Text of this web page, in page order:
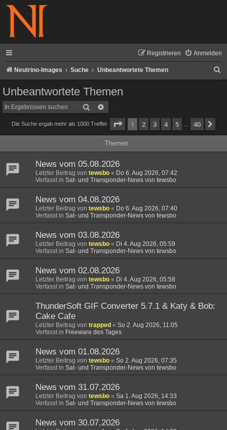
Anmelden
Registrieren
Neutrino-Images Suche Unbeantwortete Themen
Unbeantwortete Themen
Suche
Die Suche ergab mehr als 1000 Treffer Seite 1von 40
1 2 3 4 5 40
Themen
News vom 05.08.2026
Letzter Beitrag von tewsbo « Do 6. Aug 2026, 07:42
Verfasst in Sat- und Transponder-News von tewsbo
News vom 04.08.2026
Letzter Beitrag von tewsbo « Do 6. Aug 2026, 07:40
Verfasst in Sat- und Transponder-News von tewsbo
News vom 03.08.2026
Letzter Beitrag von tewsbo « Di 4. Aug 2026, 05:59
Verfasst in Sat- und Transponder-News von tewsbo
News vom 02.08.2026
Letzter Beitrag von tewsbo « Di 4. Aug 2026, 05:58
Verfasst in Sat- und Transponder-News von tewsbo
ThunderSoft GIF Converter 5.7.1 & Katy & Bob:
Cake Cafe
Letzter Beitrag von trapped « So 2. Aug 2026, 11:05
Verfasst in Freeware des Tages
News vom 01.08.2026
Letzter Beitrag von tewsbo « So 2. Aug 2026, 07:35
Verfasst in Sat- und Transponder-News von tewsbo
News vom 31.07.2026
Letzter Beitrag von tewsbo « Sa 1. Aug 2026, 14:33
Verfasst in Sat- und Transponder-News von tewsbo
News vom 30.07.2026